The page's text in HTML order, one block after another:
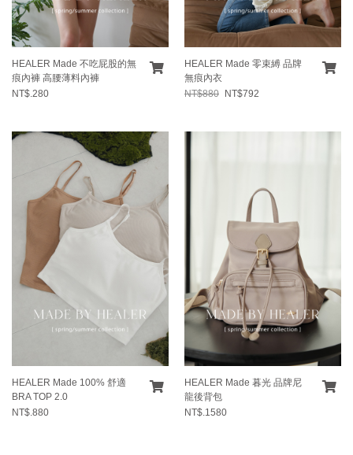
HEALER Made 不吃屁股的無
痕內褲 高腰薄料內褲
NT$.280
HEALER Made 零束縛 品牌
無痕內衣
NT$880 NT$792
HEALER Made 100% 舒適
BRA TOP 2.0
NT$.880
HEALER Made 暮光 品牌尼
龍後背包
NT$.1580